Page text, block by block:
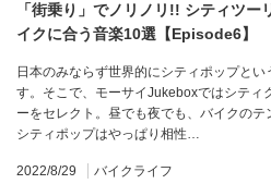
「街乗り」でノリノリ!! シティツ
イクに合う音楽10選【Episode6】
日本のみならず世界的にシティポップと
す。そこで、モーサイJukeboxではシティ
ーをセレクト。昼でも夜でも、バイクの
シティポップはやっぱり相性…
2022/8/29 バイクライフ